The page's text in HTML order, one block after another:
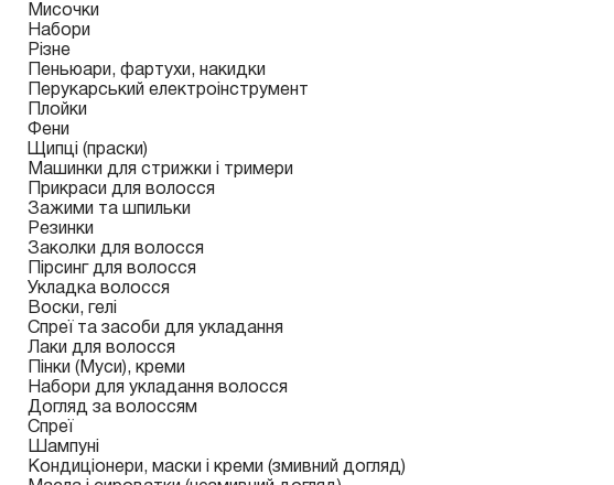
Мисочки
Набори
Різне
Пеньюари, фартухи, накидки
Перукарський електроінструмент
Плойки
Фени
Щипці (праски)
Машинки для стрижки і тримери
Прикраси для волосся
Зажими та шпильки
Резинки
Заколки для волосся
Пірсинг для волосся
Укладка волосся
Воски, гелі
Спреї та засоби для укладання
Лаки для волосся
Пінки (Муси), креми
Набори для укладання волосся
Догляд за волоссям
Спреї
Шампуні
Кондиціонери, маски і креми (змивний догляд)